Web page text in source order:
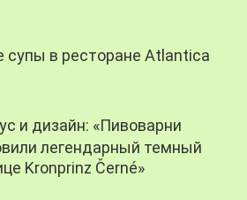
супы в ресторане Atlantica
и дизайн: «Пивоварни
легендарный темный
Kronprinz Černé»